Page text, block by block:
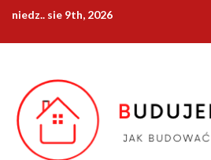
Przejdź
treści
niedz.. sie 9th, 2026